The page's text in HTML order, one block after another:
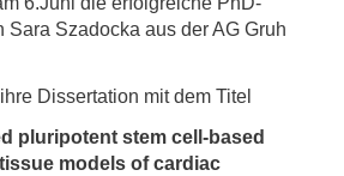
Sara Szadocka aus der AG Gruh
Dissertation mit dem Titel
pluripotent stem cell-based
models of cardiac